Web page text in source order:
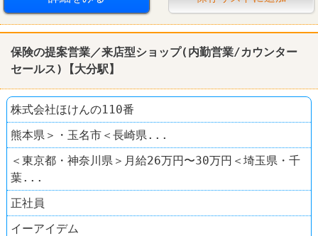
保険の提案営業／来店型ショップ(内勤営業/カウンター
セールス)【大分駅】
株式会社ほけんの110番
熊本県＞・玉名市＜長崎県...
＜東京都・神奈川県＞月給26万円〜30万円＜埼玉県・千
葉...
正社員
イーアイデム